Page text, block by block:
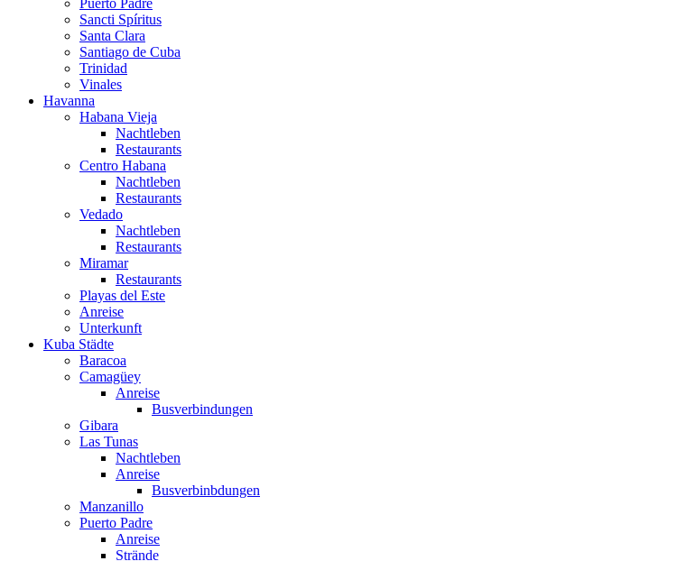
Puerto Padre
Sancti Spíritus
Santa Clara
Santiago de Cuba
Trinidad
Vinales
Havanna
Habana Vieja
Nachtleben
Restaurants
Centro Habana
Nachtleben
Restaurants
Vedado
Nachtleben
Restaurants
Miramar
Restaurants
Playas del Este
Anreise
Unterkunft
Kuba Städte
Baracoa
Camagüey
Anreise
Busverbindungen
Gibara
Las Tunas
Nachtleben
Anreise
Busverbinbdungen
Manzanillo
Puerto Padre
Anreise
Strände